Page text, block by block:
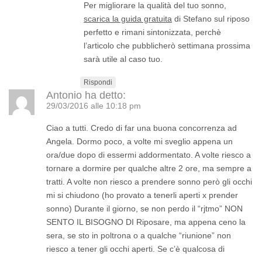
Per migliorare la qualità del tuo sonno,
scarica la guida gratuita di Stefano sul riposo
perfetto e rimani sintonizzata, perchè
l’articolo che pubblicherò settimana prossima
sarà utile al caso tuo.
Rispondi
Antonio ha detto:
29/03/2016 alle 10:18 pm
Ciao a tutti. Credo di far una buona concorrenza ad
Angela. Dormo poco, a volte mi sveglio appena un
ora/due dopo di essermi addormentato. A volte riesco a
tornare a dormire per qualche altre 2 ore, ma sempre a
tratti. A volte non riesco a prendere sonno però gli occhi
mi si chiudono (ho provato a tenerli aperti x prender
sonno) Durante il giorno, se non perdo il “rjtmo” NON
SENTO IL BISOGNO DI Riposare, ma appena ceno la
sera, se sto in poltrona o a qualche “riunione” non
riesco a tener gli occhi aperti. Se c’è qualcosa di